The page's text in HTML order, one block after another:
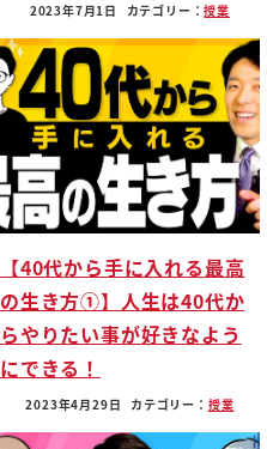
2023年7月1日 カテゴリー：授業
【40代から手に入れる最高
の生き方①】人生は40代か
らやりたい事が好きなよう
にできる！
2023年4月29日 カテゴリー： 授業